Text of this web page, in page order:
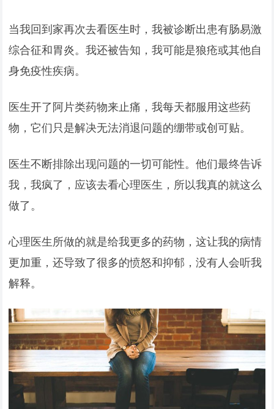
当我回到家再次去看医生时，我被诊断出患有肠易激
综合征和胃炎。我还被告知，我可能是狼疮或其他自
身免疫性疾病。
医生开了阿片类药物来止痛，我每天都服用这些药
物，它们只是解决无法消退问题的绷带或创可贴。
医生不断排除出现问题的一切可能性。他们最终告诉
我，我疯了，应该去看心理医生，所以我真的就这么
做了。
心理医生所做的就是给我更多的药物，这让我的病情
更加重，还导致了很多的愤怒和抑郁，没有人会听我
解释。